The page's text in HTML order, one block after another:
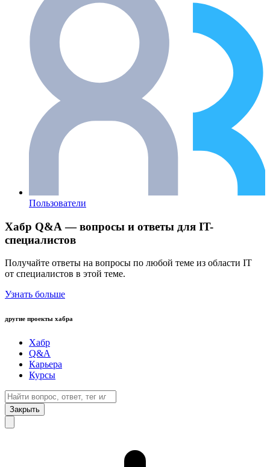
Пользователи
Хабр Q&A — вопросы и ответы для IT-
специалистов
Получайте ответы на вопросы по любой теме из области IT
от специалистов в этой теме.
Узнать больше
другие проекты хабра
Хабр
Q&A
Карьера
Курсы
Закрыть